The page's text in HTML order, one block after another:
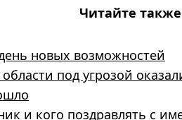
Читайте
новых возможностей
под угрозой
и кого поздравлять с